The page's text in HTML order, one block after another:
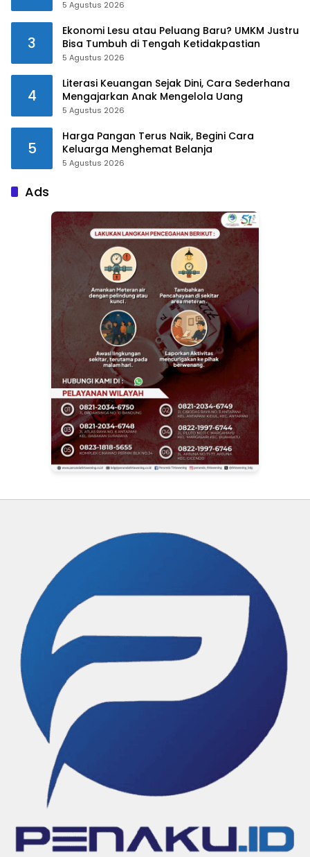
5 Agustus 2026
3
Ekonomi Lesu atau Peluang Baru? UMKM Justru
Bisa Tumbuh di Tengah Ketidakpastian
5 Agustus 2026
4
Literasi Keuangan Sejak Dini, Cara Sederhana
Mengajarkan Anak Mengelola Uang
5 Agustus 2026
5
Harga Pangan Terus Naik, Begini Cara
Keluarga Menghemat Belanja
5 Agustus 2026
Ads